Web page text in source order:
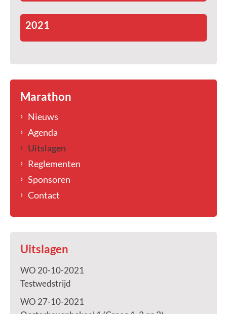
2021
Marathon
Nieuws
Agenda
Uitslagen
Reglementen
Sponsoren
Contact
Uitslagen
WO 20-10-2021
Testwedstrijd
WO 27-10-2021